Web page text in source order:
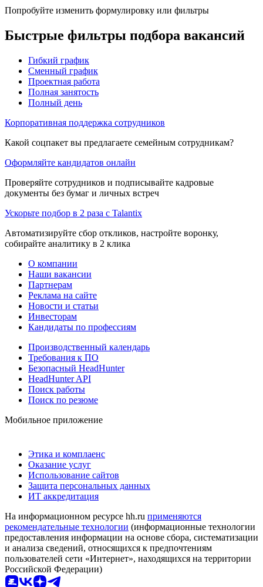
Попробуйте изменить формулировку или фильтры
Быстрые фильтры подбора вакансий
Гибкий график
Сменный график
Проектная работа
Полная занятость
Полный день
Корпоративная поддержка сотрудников
Какой соцпакет вы предлагаете семейным сотрудникам?
Оформляйте кандидатов онлайн
Проверяйте сотрудников и подписывайте кадровые
документы без бумаг и личных встреч
Ускорьте подбор в 2 раза с Talantix
Автоматизируйте сбор откликов, настройте воронку,
собирайте аналитику в 2 клика
О компании
Наши вакансии
Партнерам
Реклама на сайте
Новости и статьи
Инвесторам
Кандидаты по профессиям
Производственный календарь
Требования к ПО
Безопасный HeadHunter
HeadHunter API
Поиск работы
Поиск по резюме
Мобильное приложение
Этика и комплаенс
Оказание услуг
Использование сайтов
Защита персональных данных
ИТ аккредитация
На информационном ресурсе hh.ru применяются
рекомендательные технологии (информационные технологии
предоставления информации на основе сбора, систематизации
и анализа сведений, относящихся к предпочтениям
пользователей сети «Интернет», находящихся на территории
Российской Федерации)